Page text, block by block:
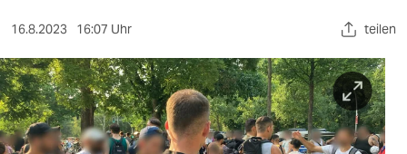
sport
berlin
16.8.2023 16:07 Uhr teilen